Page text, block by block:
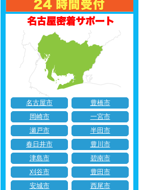
名古屋市
豊橋市
岡崎市
一宮市
瀬戸市
半田市
春日井市
豊川市
津島市
碧南市
刈谷市
豊田市
安城市
西尾市